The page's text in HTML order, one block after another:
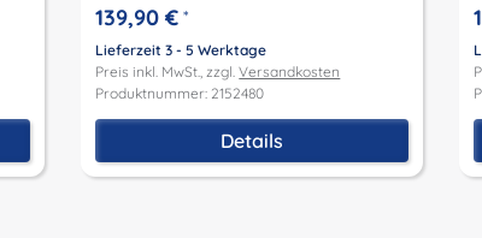
139,90 € *
Lieferzeit 3 - 5 Werktage
Preis inkl. MwSt., zzgl.Versandkosten
Produktnummer: 2152480
Details